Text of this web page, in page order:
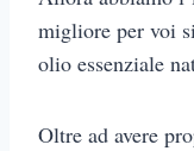
migliore per voi
olio essenziale
Oltre ad avere